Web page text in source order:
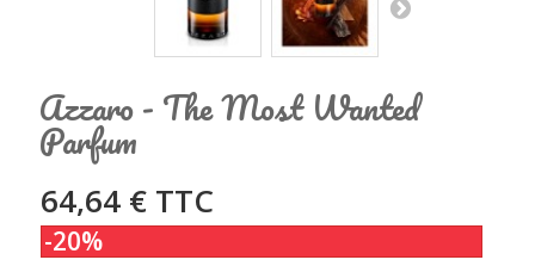
Azzaro - The Most Wanted
Parfum
64,64 € TTC
-20%